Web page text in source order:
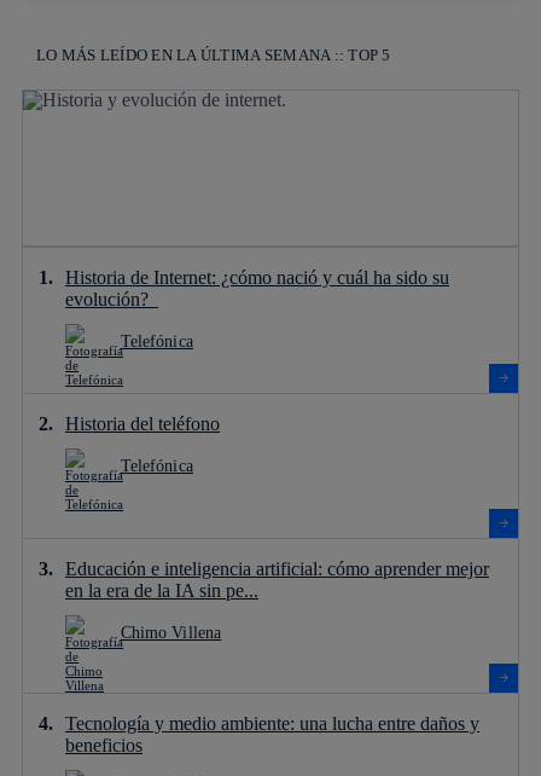
LO MÁS LEÍDO EN LA ÚLTIMA SEMANA :: TOP 5
Historia de Internet: ¿cómo nació y cuál ha sido su
evolución?
Telefónica
Historia del teléfono
Telefónica
Educación e inteligencia artificial: cómo aprender mejor
en la era de la IA sin pe...
Chimo Villena
Tecnología y medio ambiente: una lucha entre daños y
beneficios